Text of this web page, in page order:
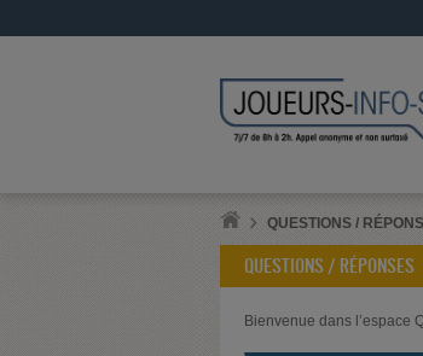
QUESTIONS /
QUESTIONS / RÉPONSES
Bienvenue dans l’espace